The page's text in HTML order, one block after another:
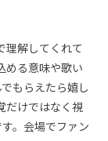
理解してくれて
める意味や歌い
もらえたら嬉し
だけではなく視
。会場でファン